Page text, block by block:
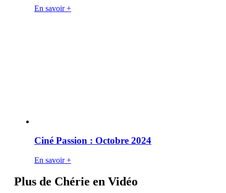
En savoir +
Ciné Passion : Octobre 2024
En savoir +
Plus de Chérie en Vidéo